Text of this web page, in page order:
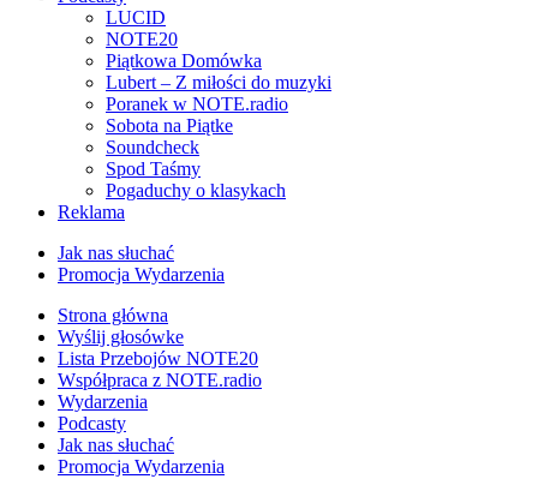
LUCID
NOTE20
Piątkowa Domówka
Lubert – Z miłości do muzyki
Poranek w NOTE.radio
Sobota na Piątke
Soundcheck
Spod Taśmy
Pogaduchy o klasykach
Reklama
Jak nas słuchać
Promocja Wydarzenia
Strona główna
Wyślij głosówke
Lista Przebojów NOTE20
Współpraca z NOTE.radio
Wydarzenia
Podcasty
Jak nas słuchać
Promocja Wydarzenia